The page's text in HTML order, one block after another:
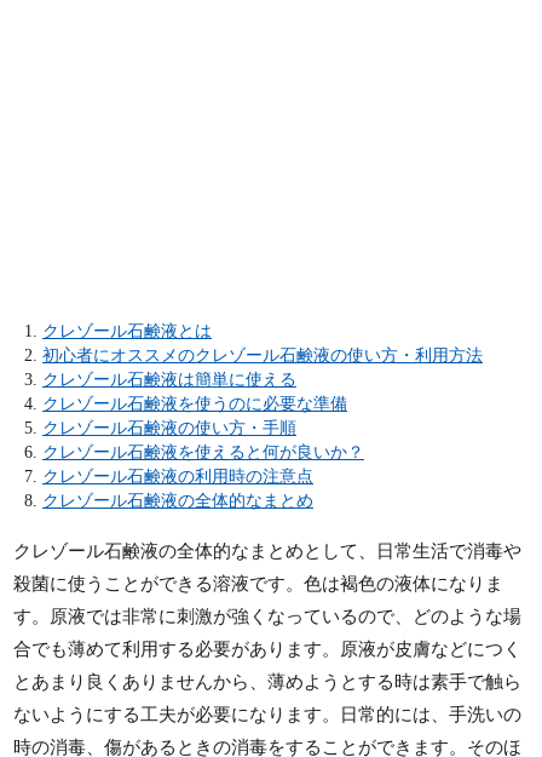
クレゾール石鹸液とは
初心者にオススメのクレゾール石鹸液の使い方・利用方法
クレゾール石鹸液は簡単に使える
クレゾール石鹸液を使うのに必要な準備
クレゾール石鹸液の使い方・手順
クレゾール石鹸液を使えると何が良いか？
クレゾール石鹸液の利用時の注意点
クレゾール石鹸液の全体的なまとめ
クレゾール石鹸液の全体的なまとめとして、日常生活で消毒や
殺菌に使うことができる溶液です。色は褐色の液体になりま
す。原液では非常に刺激が強くなっているので、どのような場
合でも薄めて利用する必要があります。原液が皮膚などにつく
とあまり良くありませんから、薄めようとする時は素手で触ら
ないようにする工夫が必要になります。日常的には、手洗いの
時の消毒、傷があるときの消毒をすることができます。そのほ